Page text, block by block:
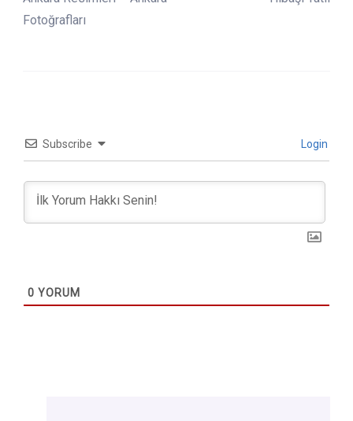
Fotoğrafları
Subscribe Login
0 YORUM